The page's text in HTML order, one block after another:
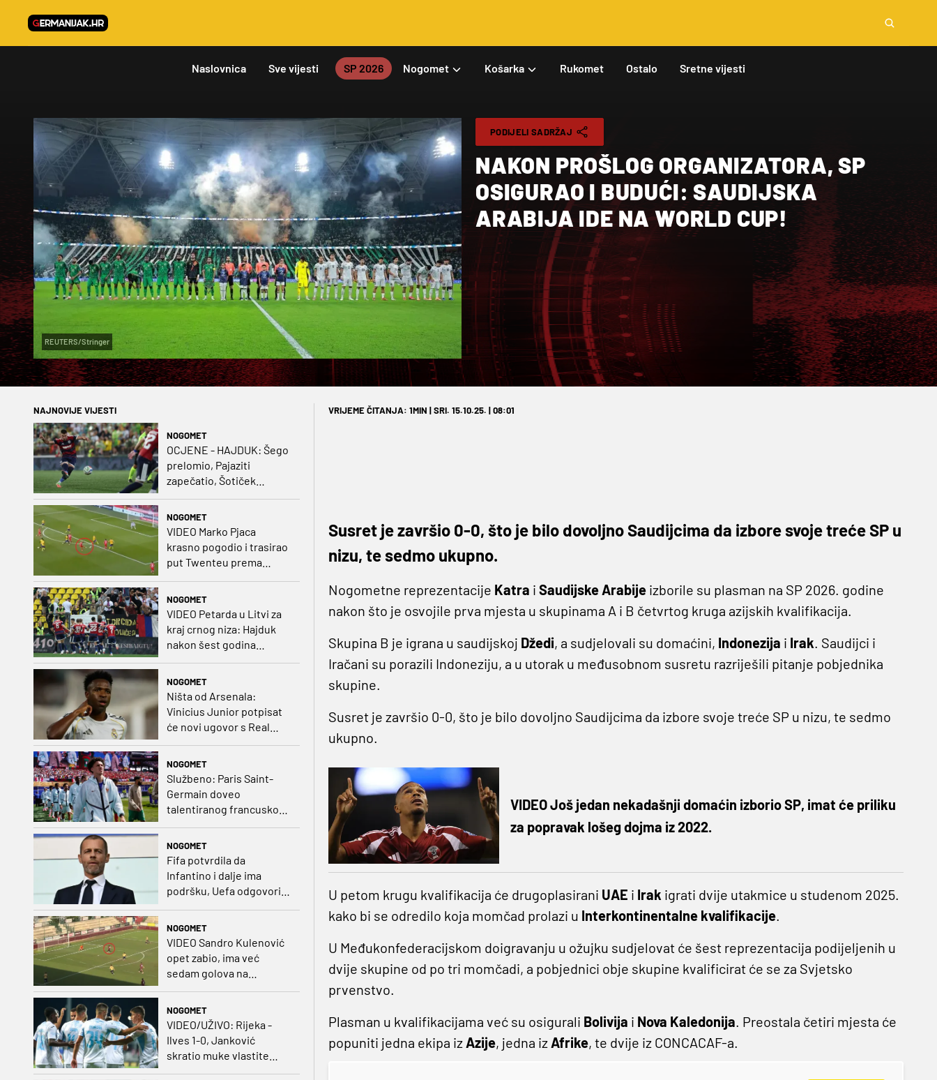
Naslovnica Sve vijesti SP 2026 Nogomet Košarka Rukomet Ostalo Sretne vijesti
REUTERS/Stringer
PODIJELI SADRŽAJ
NAKON PROŠLOG ORGANIZATORA, SP
OSIGURAO I BUDUĆI: SAUDIJSKA
ARABIJA IDE NA WORLD CUP!
NAJNOVIJE VIJESTI
NOGOMET
OCJENE - HAJDUK: Šego
prelomio, Pajaziti
zapečatio, Šotiček
NOGOMET
VIDEO Marko Pjaca
krasno pogodio i trasirao
put Twenteu prema
NOGOMET
VIDEO Petarda u Litvi za
kraj crnog niza: Hajduk
nakon šest godina
pobijedio na europskom
NOGOMET
Ništa od Arsenala:
Vinicius Junior potpisat
će novi ugovor s Real
Madridom
NOGOMET
Službeno: Paris Saint-
Germain doveo
talentiranog francuskog
NOGOMET
Fifa potvrdila da
Infantino i dalje ima
podršku, Uefa odgovorila
NOGOMET
VIDEO Sandro Kulenović
opet zabio, ima već
sedam golova na
pripremama
NOGOMET
VIDEO/UŽIVO: Rijeka -
Ilves 1-0, Janković
skratio muke vlastite
VRIJEME ČITANJA: 1MIN | SRI. 15.10.25. | 08:01
Susret je završio 0-0, što je bilo dovoljno Saudijcima da izbore svoje treće SP u
nizu, te sedmo ukupno.
Nogometne reprezentacije Katra i Saudijske Arabije izborile su plasman na SP 2026. godine
nakon što je osvojile prva mjesta u skupinama A i B četvrtog kruga azijskih kvalifikacija.
Skupina B je igrana u saudijskoj Džedi, a sudjelovali su domaćini, Indonezija i Irak. Saudijci i
Iračani su porazili Indoneziju, a u utorak u međusobnom susretu razriješili pitanje pobjednika
skupine.
Susret je završio 0-0, što je bilo dovoljno Saudijcima da izbore svoje treće SP u nizu, te sedmo
ukupno.
VIDEO Još jedan nekadašnji domaćin izborio SP, imat će priliku
za popravak lošeg dojma iz 2022.
U petom krugu kvalifikacija će drugoplasirani UAE i Irak igrati dvije utakmice u studenom 2025.
kako bi se odredilo koja momčad prolazi u Interkontinentalne kvalifikacije.
U Međukonfederacijskom doigravanju u ožujku sudjelovat će šest reprezentacija podijeljenih u
dvije skupine od po tri momčadi, a pobjednici obje skupine kvalificirat će se za Svjetsko
prvenstvo.
Plasman u kvalifikacijama već su osigurali Bolivija i Nova Kaledonija. Preostala četiri mjesta će
popuniti jedna ekipa iz Azije, jedna iz Afrike, te dvije iz CONCACAF-a.